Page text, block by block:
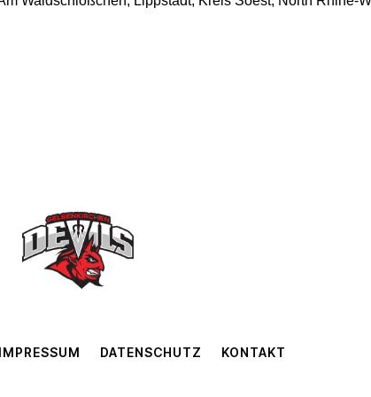
IMPRESSUM DATENSCHUTZ KONTAKT